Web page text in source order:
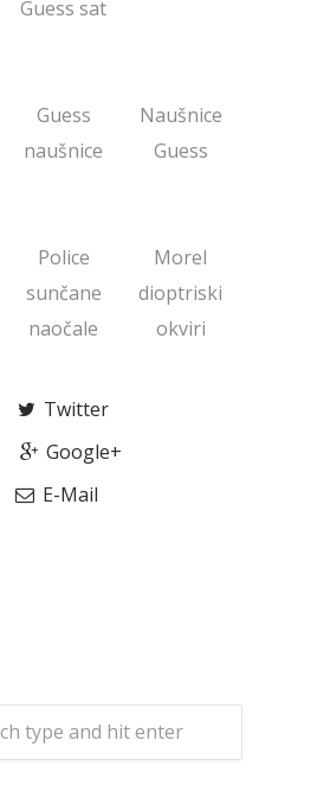
Guess sat
Guess
naušnice
Naušnice
Guess
Police
sunčane
naočale
Morel
dioptriski
okviri
Twitter
Google+
E-Mail